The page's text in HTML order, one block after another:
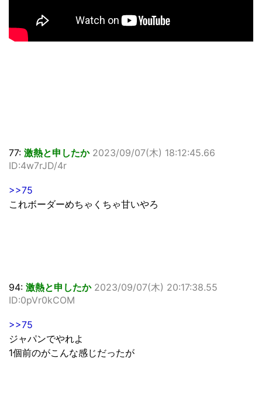
77: 激熱と申したか 2023/09/07(木) 18:12:45.66
ID:4w7rJD/4r
>>75
これボーダーめちゃくちゃ甘いやろ
94: 激熱と申したか 2023/09/07(木) 20:17:38.55
ID:0pVr0kCOM
>>75
ジャパンでやれよ
1個前のがこんな感じだったが